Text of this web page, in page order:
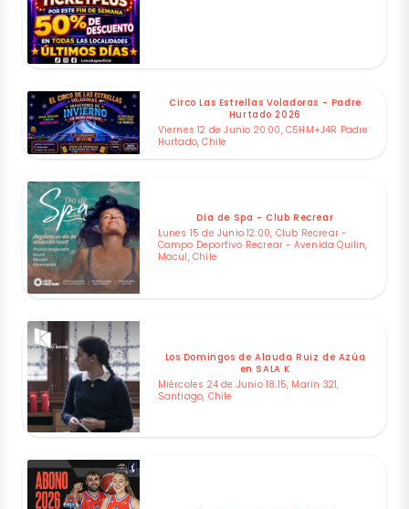
Circo Las Estrellas Voladoras - Padre
Hurtado 2026
Viernes 12 de Junio 20:00, C5HM+J4R Padre
Hurtado, Chile
Dia de Spa - Club Recrear
Lunes 15 de Junio 12:00, Club Recrear -
Campo Deportivo Recrear - Avenida Quilin,
Macul, Chile
Los Domingos de Alauda Ruiz de Azúa
en SALA K
Miércoles 24 de Junio 18:15, Marín 321,
Santiago, Chile